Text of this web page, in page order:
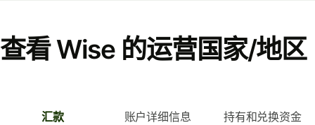
查看 Wise 的运营国家/地区
汇款 账户详细信息 持有和兑换资金